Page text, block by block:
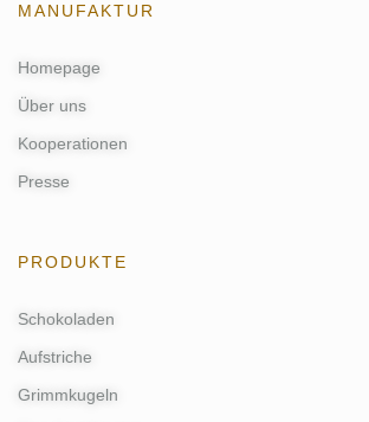
MANUFAKTUR
Homepage
Über uns
Kooperationen
Presse
PRODUKTE
Schokoladen
Aufstriche
Grimmkugeln